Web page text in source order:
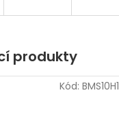
produkty
Kód: BMS10H1